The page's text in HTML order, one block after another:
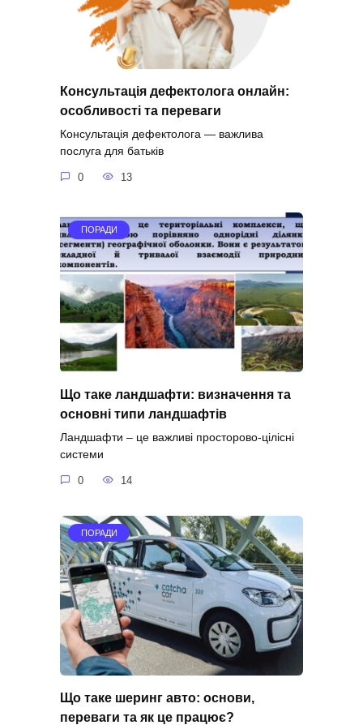
Консультація дефектолога онлайн:
особливості та переваги
Консультація дефектолога — важлива
послуга для батьків
0 13
ПОРАДИ
Що таке ландшафти: визначення та
основні типи ландшафтів
Ландшафти – це важливі просторово-цілісні
системи
0 14
ПОРАДИ
Що таке шеринг авто: основи,
переваги та як це працює?